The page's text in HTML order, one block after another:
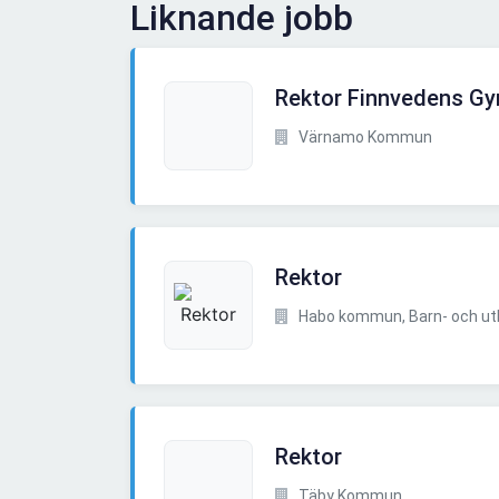
Liknande jobb
Rektor Finnvedens
Värnamo Kommun
Rektor
Habo kommun, Barn- och
Rektor